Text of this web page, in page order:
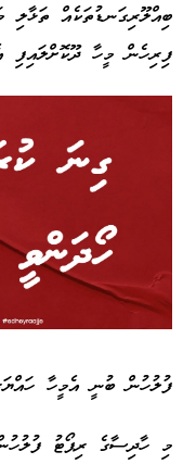
ފިރިހެން މީހާ ދޫކޮށްލައިފި
ފުލުހުން ބުނީ އެމީހާ